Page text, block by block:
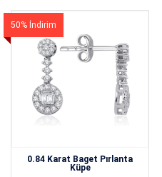
50% İndirim
0.84 Karat Baget Pırlanta
Küpe